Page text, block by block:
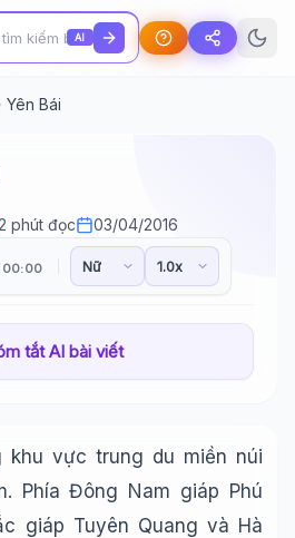
AI
Yên Bái
2 phút đọc 03/04/2016
00:00
tắt AI bài viết
khu vực trung du miền núi
Phía Đông Nam giáp Phú
giáp Tuyên Quang và Hà